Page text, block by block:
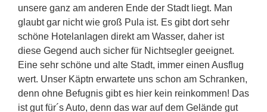
unsere ganz am anderen Ende der Stadt liegt. Man
glaubt gar nicht wie groß Pula ist. Es gibt dort sehr
schöne Hotelanlagen direkt am Wasser, daher ist
diese Gegend auch sicher für Nichtsegler geeignet.
Eine sehr schöne und alte Stadt, immer einen Ausflug
wert. Unser Käptn erwartete uns schon am Schranken,
denn ohne Befugnis gibt es hier kein reinkommen! Das
ist gut für´s Auto, denn das war auf dem Gelände gut